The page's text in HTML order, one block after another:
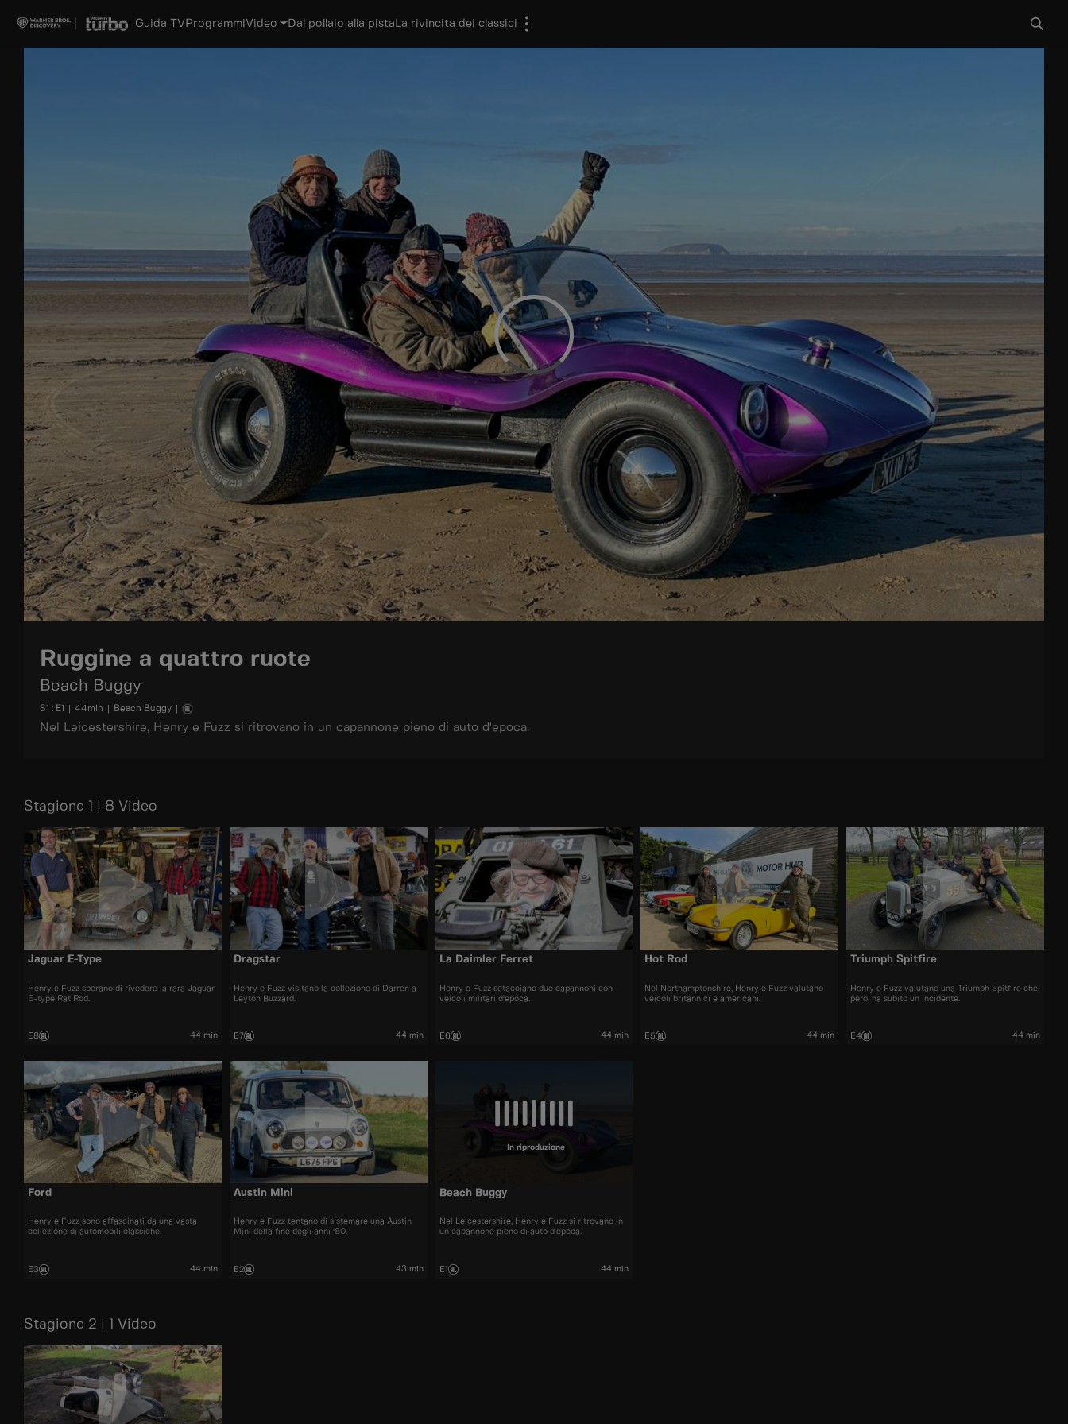
Guida TV ProgrammiVideo Dal pollaio alla pista La rivincita dei classici
Ruggine a quattro ruote
Beach Buggy
S1 : E1 44min Beach Buggy
Nel Leicestershire, Henry e Fuzz si ritrovano in un capannone pieno di auto d'epoca.
Stagione 1 | 8 Video
Jaguar E-Type
Henry e Fuzz sperano di rivedere la rara Jaguar
E-type Rat Rod.
E8 44 min
Dragstar
Henry e Fuzz visitano la collezione di Darren a
Leyton Buzzard.
E7 44 min
La Daimler Ferret
Henry e Fuzz setacciano due capannoni con
veicoli militari d'epoca.
E6 44 min
Hot Rod
Nel Northamptonshire, Henry e Fuzz valutano
veicoli britannici e americani.
E5 44 min
Triumph Spitfire
Henry e Fuzz valutano una Triumph Spitfire che,
però, ha subito un incidente.
E4 44 min
Ford
Henry e Fuzz sono affascinati da una vasta
collezione di automobili classiche.
E3 44 min
Austin Mini
Henry e Fuzz tentano di sistemare una Austin
Mini della fine degli anni '80.
E2 43 min
In riproduzione
Beach Buggy
Nel Leicestershire, Henry e Fuzz si ritrovano in
un capannone pieno di auto d'epoca.
E1 44 min
Stagione 2 | 1 Video